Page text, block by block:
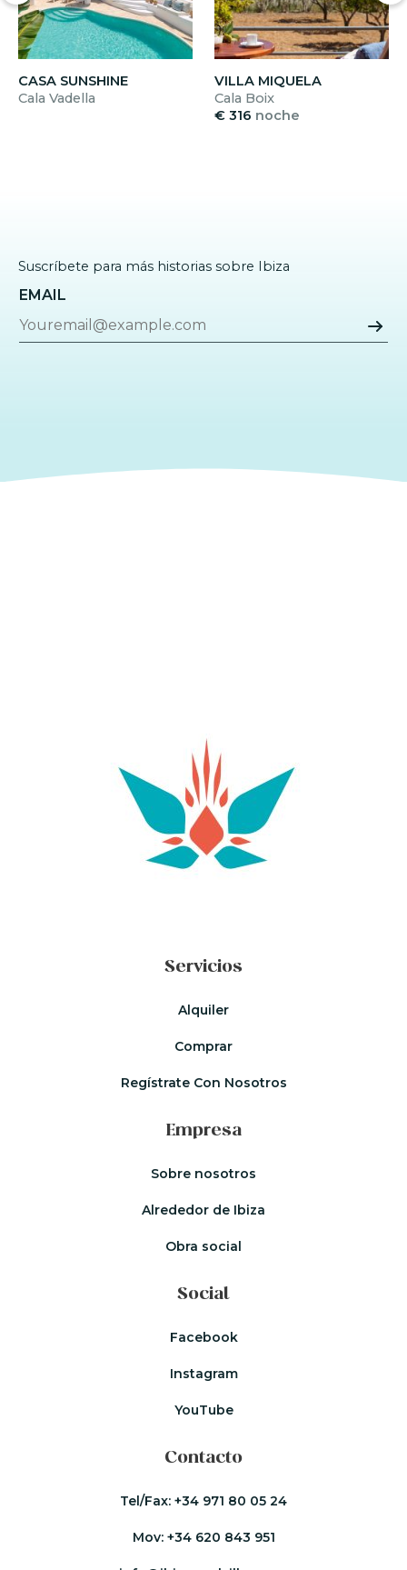
CASA SUNSHINE
Cala Vadella
VILLA MIQUELA
Cala Boix
€ 316 noche
Suscríbete para más historias sobre Ibiza
EMAIL
Servicios
Alquiler
Comprar
Regístrate Con Nosotros
Empresa
Sobre nosotros
Alrededor de Ibiza
Obra social
Social
Facebook
Instagram
YouTube
Contacto
Tel/Fax: +34 971 80 05 24
Mov: +34 620 843 951